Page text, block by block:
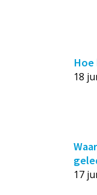
18
17